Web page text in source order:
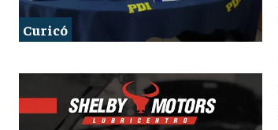
Curicó